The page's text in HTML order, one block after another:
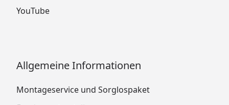
YouTube
Allgemeine Informationen
Montageservice und Sorglospaket